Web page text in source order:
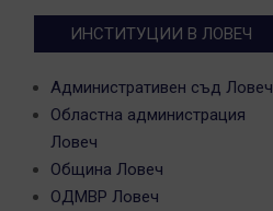
ИНСТИТУЦИИ В ЛОВЕЧ
Административен съд Ловеч
Областна администрация
Ловеч
Община Ловеч
ОДМВР Ловеч